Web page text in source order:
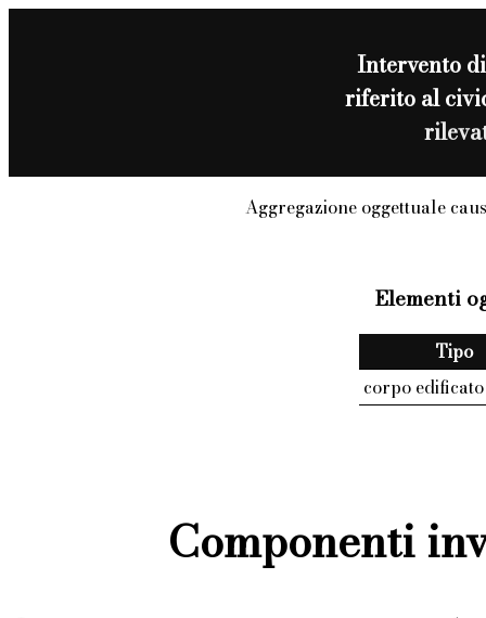
Intervento
riferito al
Aggregazione oggettuale
Elementi
Tipo
corpo edificato
Componenti